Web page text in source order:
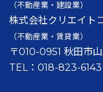
（不動産業・建設業）
株式会社クリエイト
（不動産業・賃貸業）
〒010-0951 秋田市
TEL： 018-823-6143